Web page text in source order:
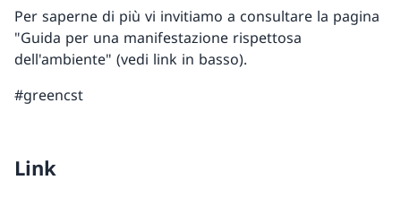
Per saperne di più vi invitiamo a consultare la pagina
"Guida per una manifestazione rispettosa
dell'ambiente" (vedi link in basso).
#greencst
Link